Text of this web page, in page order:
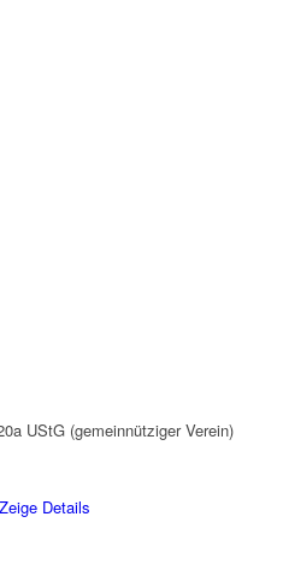
UStG (gemeinnütziger Verein)
Zeige Details